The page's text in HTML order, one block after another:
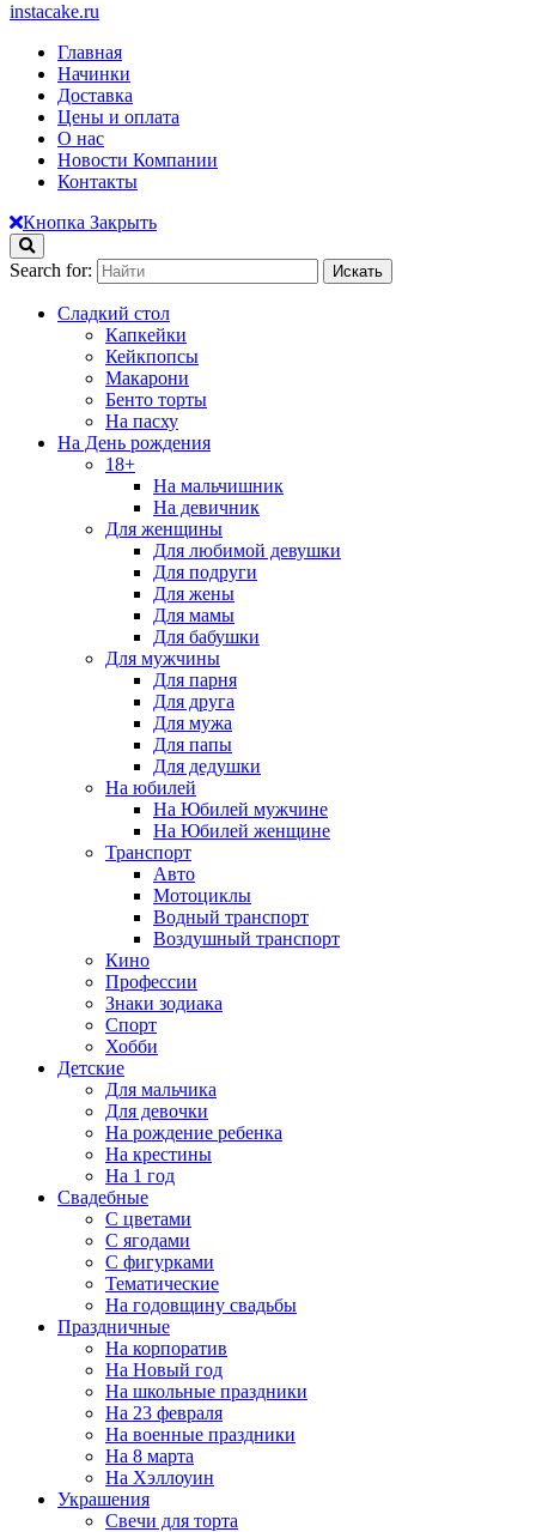
instacake.ru
Главная
Начинки
Доставка
Цены и оплата
О нас
Новости Компании
Контакты
Кнопка Закрыть
Search for:
Сладкий стол
Капкейки
Кейкпопсы
Макарони
Бенто торты
На пасху
На День рождения
18+
На мальчишник
На девичник
Для женщины
Для любимой девушки
Для подруги
Для жены
Для мамы
Для бабушки
Для мужчины
Для парня
Для друга
Для мужа
Для папы
Для дедушки
На юбилей
На Юбилей мужчине
На Юбилей женщине
Транспорт
Авто
Мотоциклы
Водный транспорт
Воздушный транспорт
Кино
Профессии
Знаки зодиака
Спорт
Хобби
Детские
Для мальчика
Для девочки
На рождение ребенка
На крестины
На 1 год
Свадебные
С цветами
С ягодами
С фигурками
Тематические
На годовщину свадьбы
Праздничные
На корпоратив
На Новый год
На школьные праздники
На 23 февраля
На военные праздники
На 8 марта
На Хэллоуин
Украшения
Свечи для торта